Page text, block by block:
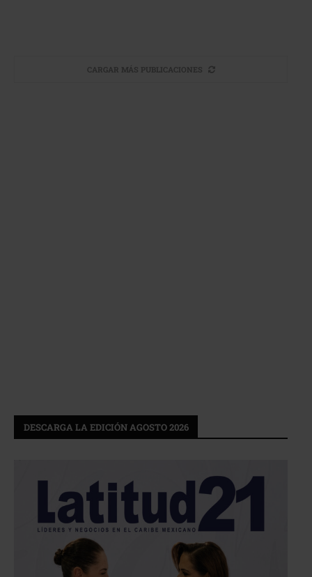
CARGAR MÁS PUBLICACIONES
DESCARGA LA EDICIÓN AGOSTO 2026